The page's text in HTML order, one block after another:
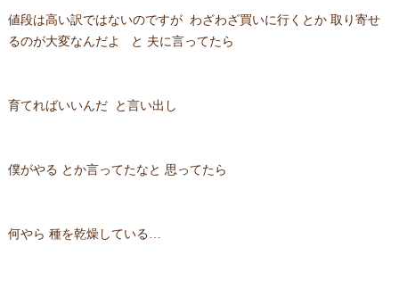
値段は高い訳ではないのですが わざわざ買いに行くとか 取り寄せ
るのが大変なんだよ と 夫に言ってたら
育てればいいんだ と言い出し
僕がやる とか言ってたなと 思ってたら
何やら 種を乾燥している…